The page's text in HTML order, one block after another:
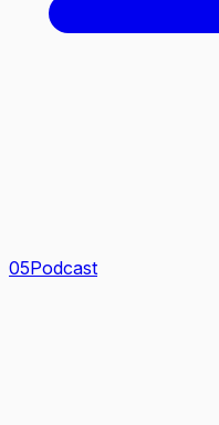
05Podcast